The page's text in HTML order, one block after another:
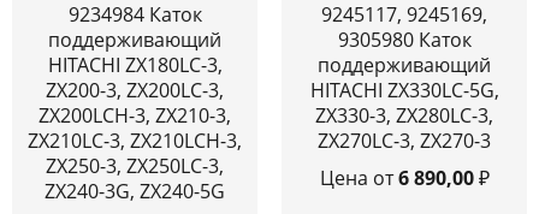
9234984 Каток
поддерживающий
HITACHI ZX180LC-3,
ZX200-3, ZX200LC-3,
ZX200LCH-3, ZX210-3,
ZX210LC-3, ZX210LCH-3,
ZX250-3, ZX250LC-3,
ZX240-3G, ZX240-5G
9245117, 9245169,
9305980 Каток
поддерживающий
HITACHI ZX330LC-5G,
ZX330-3, ZX280LC-3,
ZX270LC-3, ZX270-3
Цена от6 890,00₽